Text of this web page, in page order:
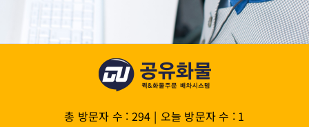
총 방문자 수 : 294 | 오늘 방문자 수 : 1